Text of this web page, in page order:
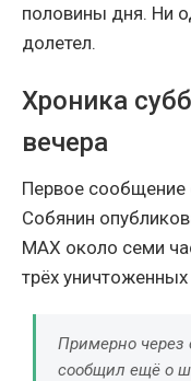
половины дня. Ни
долетел.
Хроника
вечера
Первое сообщение
Собянин
МАХ около семи
трёх уничтоженных
Примерно через
сообщил ещё о